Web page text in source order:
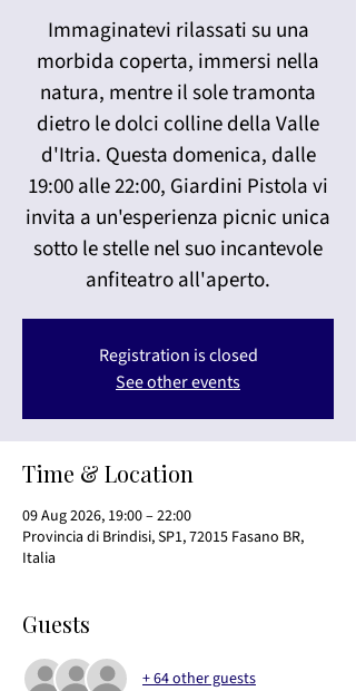
Immaginatevi rilassati su una
morbida coperta, immersi nella
natura, mentre il sole tramonta
dietro le dolci colline della Valle
d'Itria. Questa domenica, dalle
19:00 alle 22:00, Giardini Pistola vi
invita a un'esperienza picnic unica
sotto le stelle nel suo incantevole
anfiteatro all'aperto.
Registration is closed
See other events
Time & Location
09 Aug 2026, 19:00 – 22:00
Provincia di Brindisi, SP1, 72015 Fasano BR,
Italia
Guests
+ 64 other guests